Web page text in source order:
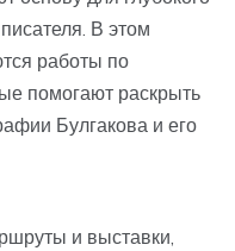
В этом
работы по
помогают раскрыть
Булгакова и его
и выставки,